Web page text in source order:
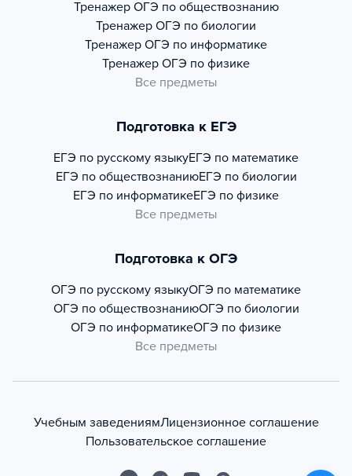
Тренажер ОГЭ по обществознанию
Тренажер ОГЭ по биологии
Тренажер ОГЭ по информатике
Тренажер ОГЭ по физике
Все предметы
Подготовка к ЕГЭ
ЕГЭ по русскому языкуЕГЭ по математике
ЕГЭ по обществознаниюЕГЭ по биологии
ЕГЭ по информатикеЕГЭ по физике
Все предметы
Подготовка к ОГЭ
ОГЭ по русскому языкуОГЭ по математике
ОГЭ по обществознаниюОГЭ по биологии
ОГЭ по информатикеОГЭ по физике
Все предметы
Учебным заведениямЛицензионное соглашение
Пользовательское соглашение